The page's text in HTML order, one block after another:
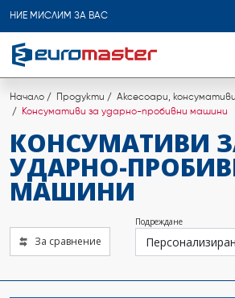
НИЕ МИСЛИМ ЗА ВАС
Начало Продукти
Аксесоари,
Консумативи за ударно-пробивни машини
КОНСУМАТИВИ
УДАРНО-
МАШИНИ
За сравнение
Подреждане